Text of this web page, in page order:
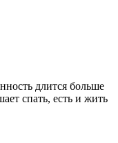
длится больше
спать, есть и жить